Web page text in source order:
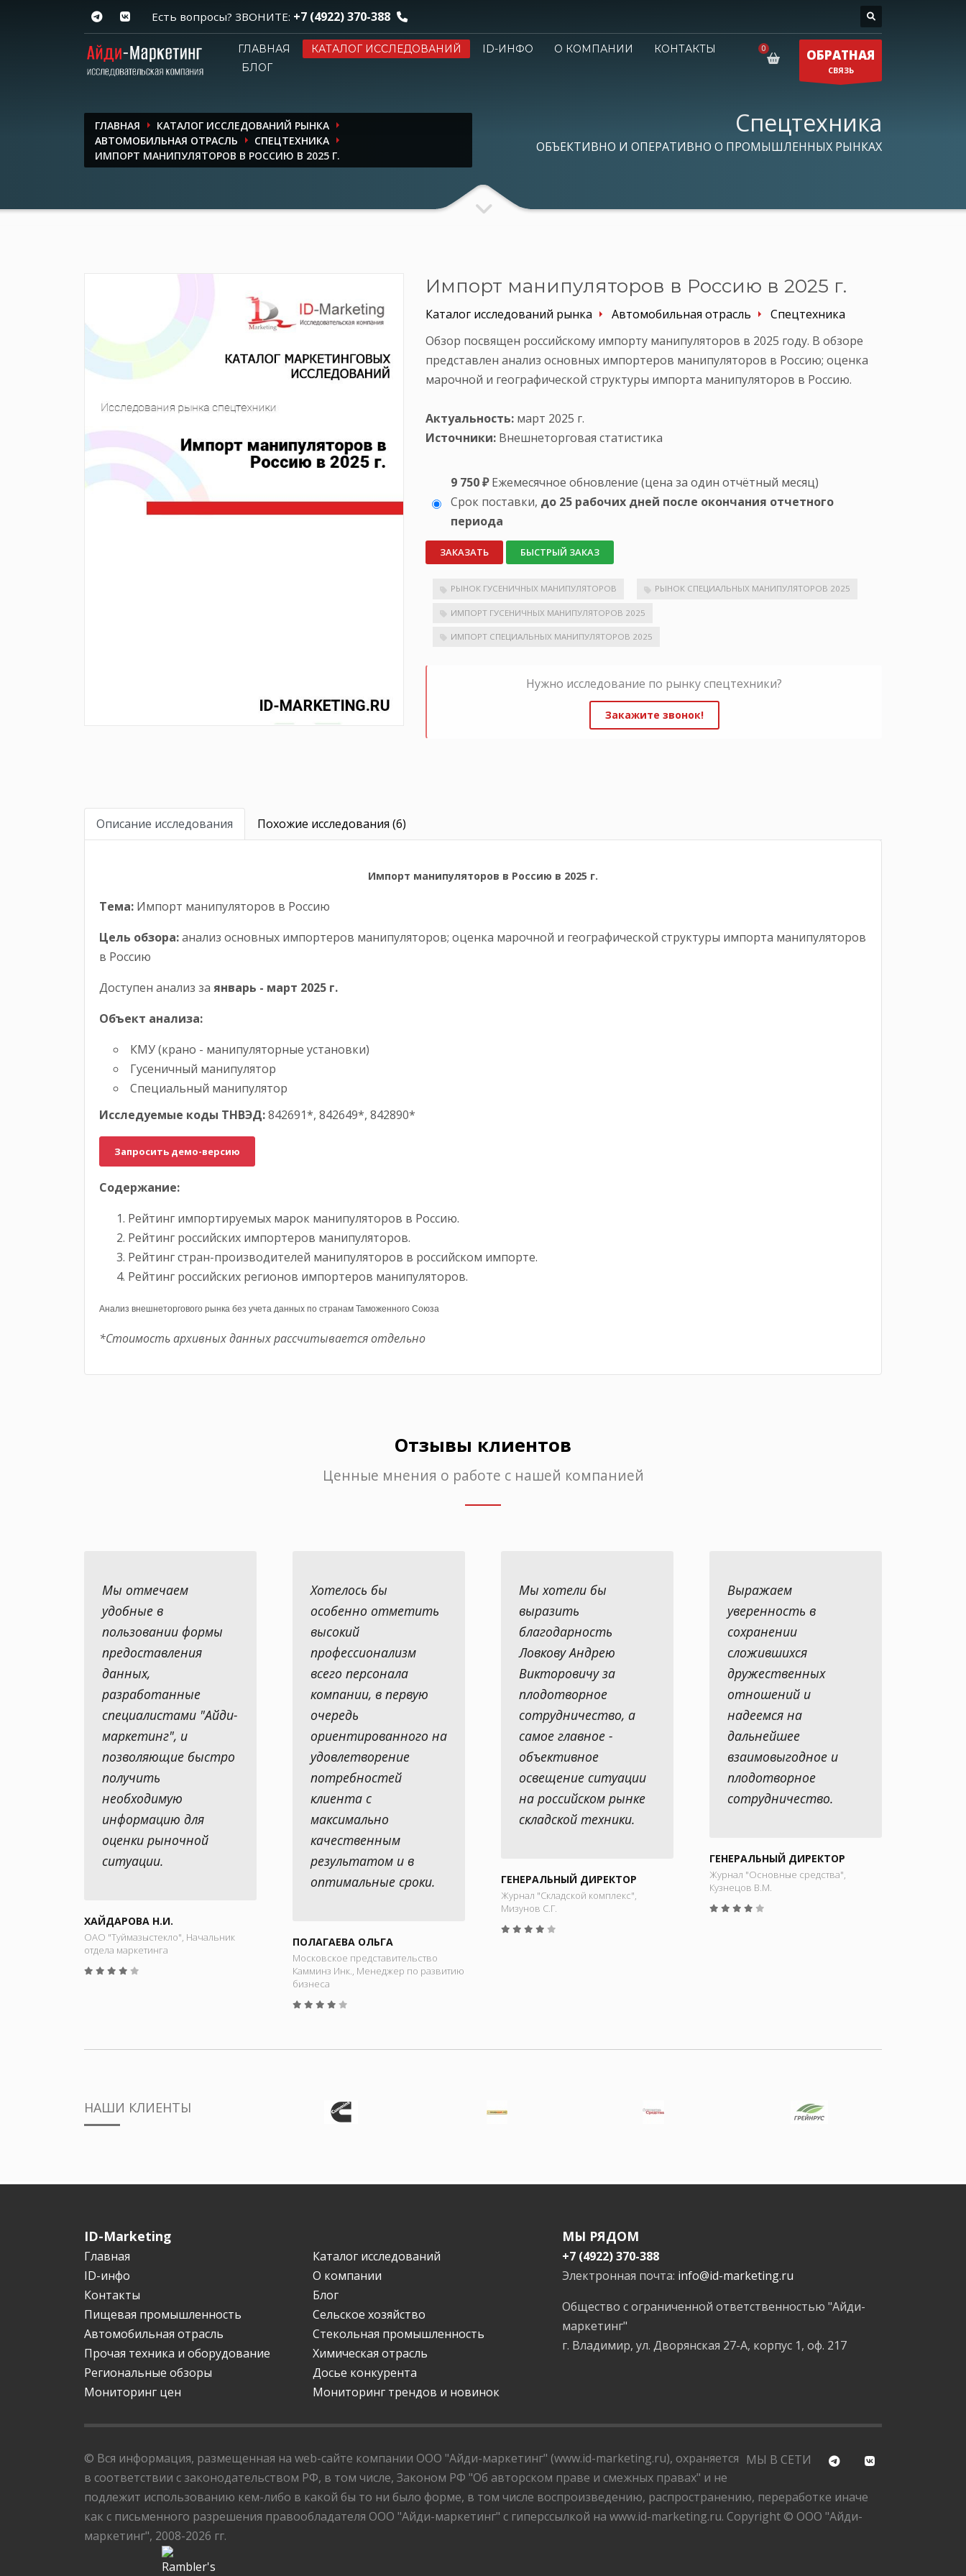
Есть вопросы? ЗВОНИТЕ: +7 (4922) 370-388
ГЛАВНАЯ КАТАЛОГ ИССЛЕДОВАНИЙ ID-ИНФО О КОМПАНИИ
КОНТАКТЫ
БЛОГ
ОБРАТНАЯ
СВЯЗЬ
ГЛАВНАЯ
КАТАЛОГ ИССЛЕДОВАНИЙ РЫНКА
АВТОМОБИЛЬНАЯ ОТРАСЛЬ
СПЕЦТЕХНИКА
ИМПОРТ МАНИПУЛЯТОРОВ В РОССИЮ В 2025 Г.
Спецтехника
ОБЪЕКТИВНО И ОПЕРАТИВНО О ПРОМЫШЛЕННЫХ РЫНКАХ
Импорт манипуляторов в Россию в 2025 г.
Каталог исследований рынка Автомобильная отрасль
Спецтехника
Обзор посвящен российскому импорту манипуляторов в 2025 году. В обзоре
представлен анализ основных импортеров манипуляторов в Россию; оценка
марочной и географической структуры импорта манипуляторов в Россию.
Актуальность: март 2025 г.
Источники: Внешнеторговая статистика
9 750 ₽ Ежемесячное обновление (цена за один отчётный месяц)
Срок поставки, до 25 рабочих дней после окончания отчетного
периода
ЗАКАЗАТЬ БЫСТРЫЙ ЗАКАЗ
РЫНОК ГУСЕНИЧНЫХ МАНИПУЛЯТОРОВ РЫНОК СПЕЦИАЛЬНЫХ МАНИПУЛЯТОРОВ 2025
ИМПОРТ ГУСЕНИЧНЫХ МАНИПУЛЯТОРОВ 2025
ИМПОРТ СПЕЦИАЛЬНЫХ МАНИПУЛЯТОРОВ 2025
Нужно исследование по рынку спецтехники?
Закажите звонок!
Описание исследования Похожие исследования (6)
Импорт манипуляторов в Россию в 2025 г.
Тема: Импорт манипуляторов в Россию
Цель обзора:анализ основных импортеров манипуляторов; оценка марочной и географической структуры импорта манипуляторов
в Россию
Доступен анализ за январь - март 2025 г.
Объект анализа:
КМУ (крано - манипуляторные установки)
Гусеничный манипулятор
Специальный манипулятор
Исследуемые коды ТНВЭД:842691*, 842649*, 842890*
Запросить демо-версию
Содержание:
Рейтинг импортируемых марок манипуляторов в Россию.
Рейтинг российских импортеров манипуляторов.
Рейтинг стран-производителей манипуляторов в российском импорте.
Рейтинг российских регионов импортеров манипуляторов.
Анализ внешнеторгового рынка без учета данных по странам Таможенного Союза
*Стоимость архивных данных рассчитывается отдельно
Отзывы клиентов
Ценные мнения о работе с нашей компанией
Мы отмечаем
удобные в
пользовании формы
предоставления
данных,
разработанные
специалистами "Айди-
маркетинг", и
позволяющие быстро
получить
необходимую
информацию для
оценки рыночной
ситуации.
ХАЙДАРОВА Н.И.
ОАО "Туймазыстекло", Начальник
отдела маркетинга
Хотелось бы
особенно отметить
высокий
профессионализм
всего персонала
компании, в первую
очередь
ориентированного на
удовлетворение
потребностей
клиента с
максимально
качественным
результатом и в
оптимальные сроки.
ПОЛАГАЕВА ОЛЬГА
Московское представительство
Камминз Инк., Менеджер по развитию
бизнеса
Мы хотели бы
выразить
благодарность
Ловкову Андрею
Викторовичу за
плодотворное
сотрудничество, а
самое главное -
объективное
освещение ситуации
на российском рынке
складской техники.
ГЕНЕРАЛЬНЫЙ ДИРЕКТОР
Журнал "Складской комплекс",
Мизунов С.Г.
Выражаем
уверенность в
сохранении
сложившихся
дружественных
отношений и
надеемся на
дальнейшее
взаимовыгодное и
плодотворное
сотрудничество.
ГЕНЕРАЛЬНЫЙ ДИРЕКТОР
Журнал "Основные средства",
Кузнецов В.М.
НАШИ КЛИЕНТЫ
ID-Marketing
Главная
Каталог исследований
ID-инфо
О компании
Контакты
Блог
Пищевая промышленность
Сельское хозяйство
Автомобильная отрасль
Стекольная промышленность
Прочая техника и оборудование
Химическая отрасль
Региональные обзоры
Досье конкурента
Мониторинг цен
Мониторинг трендов и новинок
МЫ РЯДОМ
+7 (4922) 370-388
Электронная почта: info@id-marketing.ru
Общество с ограниченной ответственностью "Айди-
маркетинг"
г. Владимир, ул. Дворянская 27-А, корпус 1, оф. 217
МЫ В СЕТИ
© Вся информация, размещенная на web-сайте компании ООО "Айди-маркетинг" (www.id-marketing.ru), охраняется
в соответствии с законодательством РФ, в том числе, Законом РФ "Об авторском праве и смежных правах" и не
подлежит использованию кем-либо в какой бы то ни было форме, в том числе воспроизведению, распространению, переработке иначе
как с письменного разрешения правообладателя ООО "Айди-маркетинг" с гиперссылкой на www.id-marketing.ru. Copyright © ООО "Айди-
маркетинг", 2008-2026 гг.